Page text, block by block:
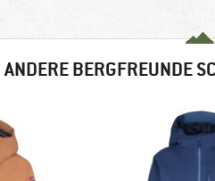
ANDERE BERGFREUNDE